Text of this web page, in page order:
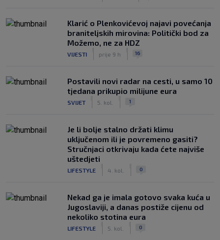
Klarić o Plenkovićevoj najavi povećanja
braniteljskih mirovina: Politički bod za
Možemo, ne za HDZ
VIJESTI prije 9 h 16
Postavili novi radar na cesti, u samo 10
tjedana prikupio milijune eura
SVIJET 5. kol. 1
Je li bolje stalno držati klimu
uključenom ili je povremeno gasiti?
Stručnjaci otkrivaju kada ćete najviše
uštedjeti
LIFESTYLE 4. kol. 0
Nekad ga je imala gotovo svaka kuća u
Jugoslaviji, a danas postiže cijenu od
nekoliko stotina eura
LIFESTYLE 5. kol. 0